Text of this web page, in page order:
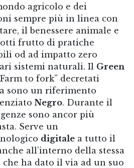
agricolo e dei
sempre più in linea con
il benessere animale e
frutto di pratiche
od ad impatto zero
sistemi naturali. Il Green
to fork” decretati
sono un riferimento
Negro. Durante il
sono ancor più
Serve un
digitale a tutto il
all’interno della stessa
ha dato il via ad un suo